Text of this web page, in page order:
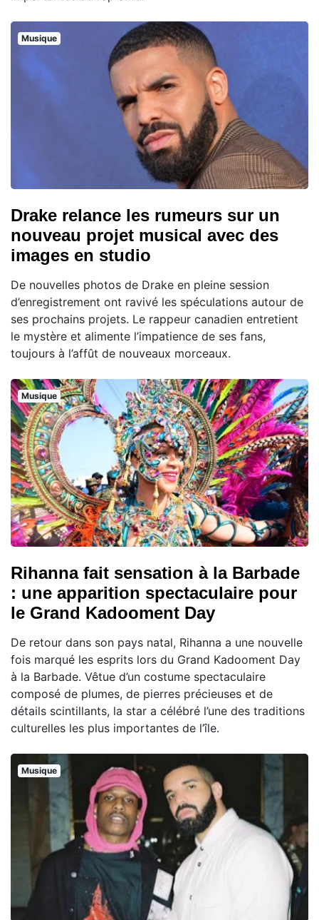
Musique
Drake relance les rumeurs sur un
nouveau projet musical avec des
images en studio
De nouvelles photos de Drake en pleine session
d’enregistrement ont ravivé les spéculations autour de
ses prochains projets. Le rappeur canadien entretient
le mystère et alimente l’impatience de ses fans,
toujours à l’affût de nouveaux morceaux.
Musique
Rihanna fait sensation à la Barbade
: une apparition spectaculaire pour
le Grand Kadooment Day
De retour dans son pays natal, Rihanna a une nouvelle
fois marqué les esprits lors du Grand Kadooment Day
à la Barbade. Vêtue d’un costume spectaculaire
composé de plumes, de pierres précieuses et de
détails scintillants, la star a célébré l’une des traditions
culturelles les plus importantes de l’île.
Musique